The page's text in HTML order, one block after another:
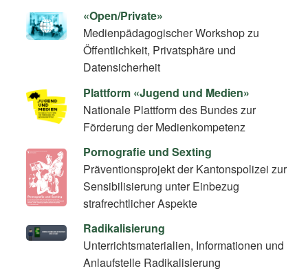
«Open/Private»
Medienpädagogischer Workshop zu
Öffentlichkeit, Privatsphäre und
Datensicherheit
Plattform «Jugend und Medien»
Nationale Plattform des Bundes zur
Förderung der Medienkompetenz
Pornografie und Sexting
Präventionsprojekt der Kantonspolizei zur
Sensibilisierung unter Einbezug
strafrechtlicher Aspekte
Radikalisierung
Unterrichtsmaterialien, Informationen und
Anlaufstelle Radikalisierung